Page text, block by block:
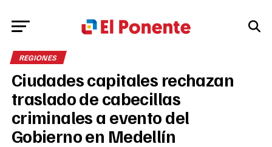
REGIONES
Ciudades capitales rechazan
traslado de cabecillas
criminales a evento del
Gobierno en Medellín